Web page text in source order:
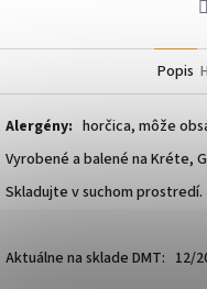
Popis
Alergény: horčica, môže
Vyrobené a balené na Kréte,
Skladujte v suchom prostredí.
Aktuálne na sklade DMT: 12/